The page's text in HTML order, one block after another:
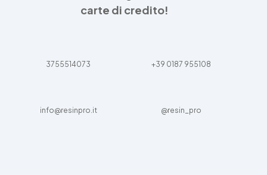
carte di credito!
3755514073 +39 0187 955108
info@resinpro.it @resin_pro